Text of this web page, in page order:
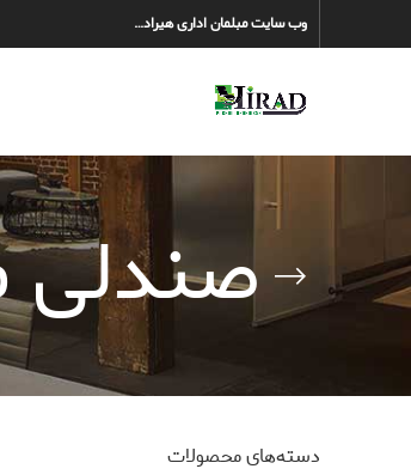
وب سایت مبلمان اداری هیراد…
صندلی
دسته‌های محصولات